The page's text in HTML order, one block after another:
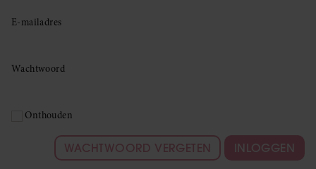
E-mailadres
Wachtwoord
Onthouden
WACHTWOORD VERGETEN INLOGGEN